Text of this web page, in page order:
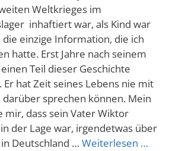
Weltkrieges im
inhaftiert war, als Kind war
die einzige Information, die ich
hatte. Erst Jahre nach seinem
Teil dieser Geschichte
Er hat Zeit seines Lebens nie mit
darüber sprechen können. Mein
mir, dass sein Vater Wiktor
der Lage war, irgendetwas über
Deutschland … Weiterlesen …